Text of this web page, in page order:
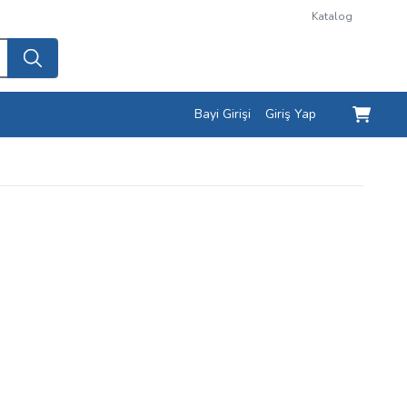
Katalog
Bayi Girişi Giriş Yap